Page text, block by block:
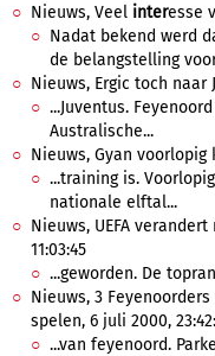
Nieuws, Veel interesse
Nadat bekend werd
de belangstelling
Nieuws, Ergic toch naar
...Juventus.
Australische...
Nieuws, Gyan voorlopig
...training is.
nationale elftal...
Nieuws, UEFA
11:03:45
...geworden. De
Nieuws, 3
spelen, 6 juli 2000,
...van feyenoord.